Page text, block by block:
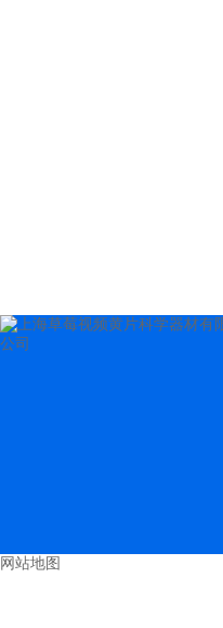
网站地图